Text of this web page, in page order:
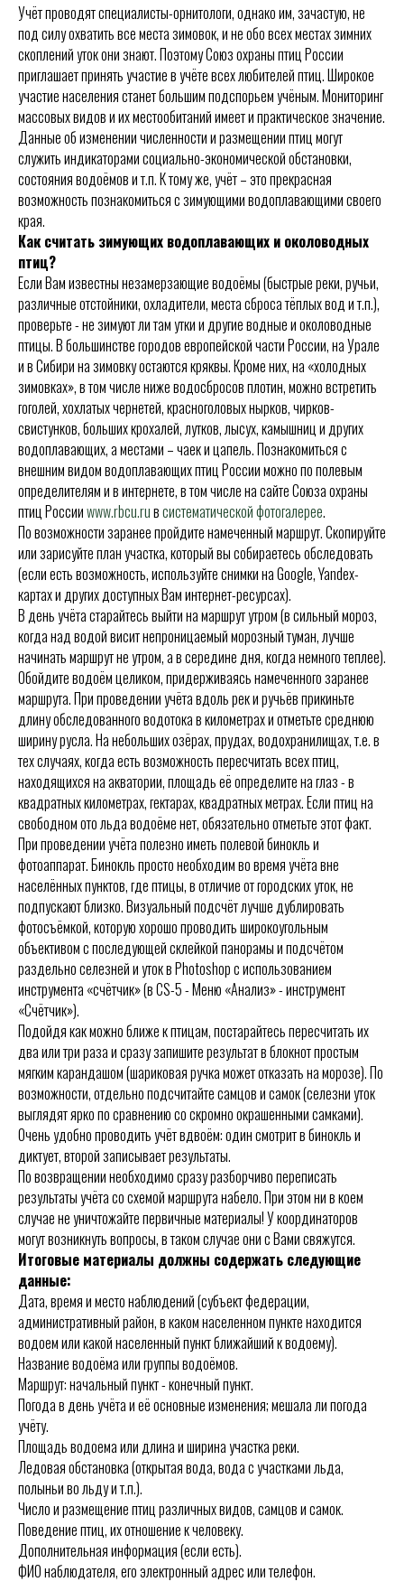
Учёт проводят специалисты-орнитологи, однако им, зачастую, не
под силу охватить все места зимовок, и не обо всех местах зимних
скоплений уток они знают. Поэтому Союз охраны птиц России
приглашает принять участие в учёте всех любителей птиц. Широкое
участие населения станет большим подспорьем учёным. Мониторинг
массовых видов и их местообитаний имеет и практическое значение.
Данные об изменении численности и размещении птиц могут
служить индикаторами социально-экономической обстановки,
состояния водоёмов и т.п. К тому же, учёт – это прекрасная
возможность познакомиться с зимующими водоплавающими своего
края.
Как считать зимующих водоплавающих и околоводных
птиц?
Если Вам известны незамерзающие водоёмы (быстрые реки, ручьи,
различные отстойники, охладители, места сброса тёплых вод и т.п.),
проверьте - не зимуют ли там утки и другие водные и околоводные
птицы. В большинстве городов европейской части России, на Урале
и в Сибири на зимовку остаются кряквы. Кроме них, на «холодных
зимовках», в том числе ниже водосбросов плотин, можно встретить
гоголей, хохлатых чернетей, красноголовых нырков, чирков-
свистунков, больших крохалей, лутков, лысух, камышниц и других
водоплавающих, а местами – чаек и цапель. Познакомиться с
внешним видом водоплавающих птиц России можно по полевым
определителям и в интернете, в том числе на сайте Союза охраны
птиц Россииwww.rbcu.ruвсистематической фотогалерее.
По возможности заранее пройдите намеченный маршрут. Скопируйте
или зарисуйте план участка, который вы собираетесь обследовать
(если есть возможность, используйте снимки на Google, Yandex-
картах и других доступных Вам интернет-ресурсах).
В день учёта старайтесь выйти на маршрут утром (в сильный мороз,
когда над водой висит непроницаемый морозный туман, лучше
начинать маршрут не утром, а в середине дня, когда немного теплее).
Обойдите водоём целиком, придерживаясь намеченного заранее
маршрута. При проведении учёта вдоль рек и ручьёв прикиньте
длину обследованного водотока в километрах и отметьте среднюю
ширину русла. На небольших озёрах, прудах, водохранилищах, т.е. в
тех случаях, когда есть возможность пересчитать всех птиц,
находящихся на акватории, площадь её определите на глаз - в
квадратных километрах, гектарах, квадратных метрах. Если птиц на
свободном ото льда водоёме нет, обязательно отметьте этот факт.
При проведении учёта полезно иметь полевой бинокль и
фотоаппарат. Бинокль просто необходим во время учёта вне
населённых пунктов, где птицы, в отличие от городских уток, не
подпускают близко. Визуальный подсчёт лучше дублировать
фотосъёмкой, которую хорошо проводить широкоугольным
объективом с последующей склейкой панорамы и подсчётом
раздельно селезней и уток в Photoshop с использованием
инструмента «счётчик» (в CS-5 - Меню «Анализ» - инструмент
«Счётчик»).
Подойдя как можно ближе к птицам, постарайтесь пересчитать их
два или три раза и сразу запишите результат в блокнот простым
мягким карандашом (шариковая ручка может отказать на морозе). По
возможности, отдельно подсчитайте самцов и самок (селезни уток
выглядят ярко по сравнению со скромно окрашенными самками).
Очень удобно проводить учёт вдвоём: один смотрит в бинокль и
диктует, второй записывает результаты.
По возвращении необходимо сразу разборчиво переписать
результаты учёта со схемой маршрута набело. При этом ни в коем
случае не уничтожайте первичные материалы! У координаторов
могут возникнуть вопросы, в таком случае они с Вами свяжутся.
Итоговые материалы должны содержать следующие
данные:
Дата, время и место наблюдений (субъект федерации,
административный район, в каком населенном пункте находится
водоем или какой населенный пункт ближайший к водоему).
Название водоёма или группы водоёмов.
Маршрут: начальный пункт - конечный пункт.
Погода в день учёта и её основные изменения; мешала ли погода
учёту.
Площадь водоема или длина и ширина участка реки.
Ледовая обстановка (открытая вода, вода с участками льда,
полыньи во льду и т.п.).
Число и размещение птиц различных видов, самцов и самок.
Поведение птиц, их отношение к человеку.
Дополнительная информация (если есть).
ФИО наблюдателя, его электронный адрес или телефон.